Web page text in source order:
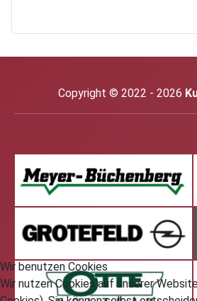
Copyright © 2022 - 2026
Wir benutzen Cookies
Wir nutzen Cookies auf unserer